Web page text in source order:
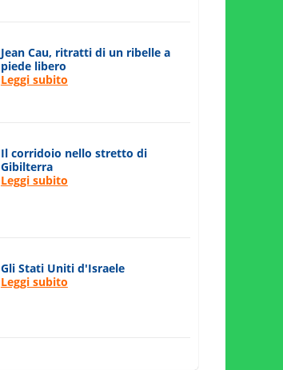
Jean Cau, ritratti di un ribelle a
piede libero
Leggi subito
Il corridoio nello stretto di
Gibilterra
Leggi subito
Gli Stati Uniti d'Israele
Leggi subito